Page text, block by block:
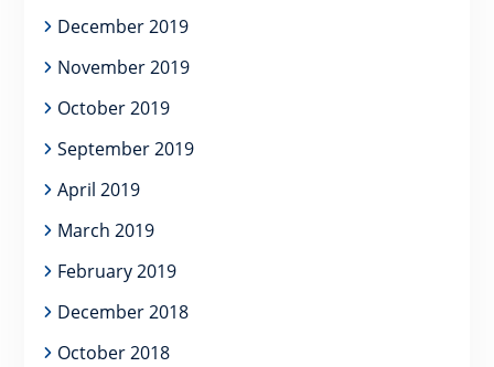
December 2019
November 2019
October 2019
September 2019
April 2019
March 2019
February 2019
December 2018
October 2018